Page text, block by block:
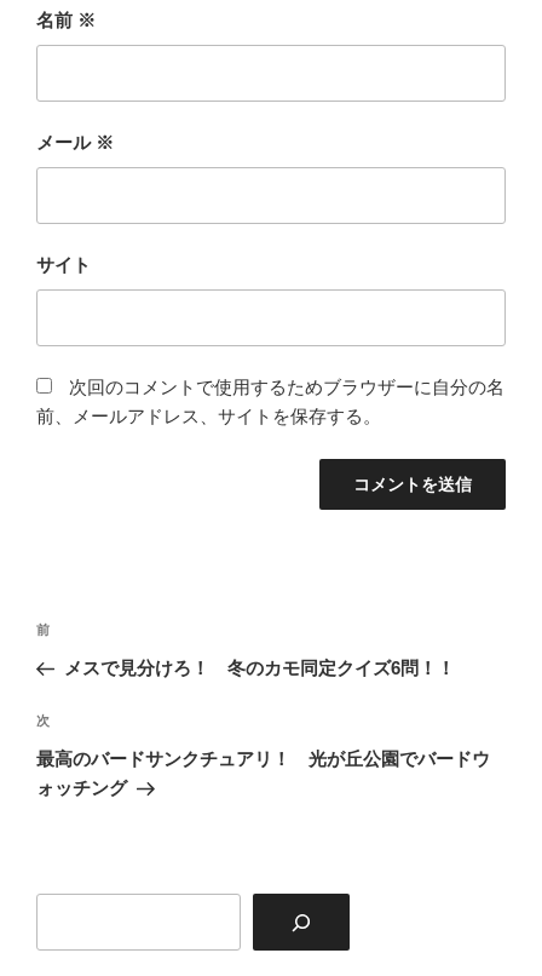
名前 ※
メール ※
サイト
次回のコメントで使用するためブラウザーに自分の名
前、メールアドレス、サイトを保存する。
投
ナ
ビ
ゲ
ー
ン
前
の
稿
前
メスで見分けろ！ 冬のカモ同定クイズ6問！！
次
の
投
次
最高のバードサンクチュアリ！ 光が丘公園でバードウ
ォッチング